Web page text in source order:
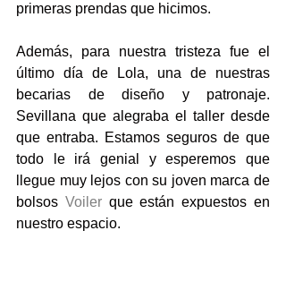
primeras prendas que hicimos.
Además, para nuestra tristeza fue el
último día de Lola, una de nuestras
becarias de diseño y patronaje.
Sevillana que alegraba el taller desde
que entraba. Estamos seguros de que
todo le irá genial y esperemos que
llegue muy lejos con su joven marca de
bolsos Voiler que están expuestos en
nuestro espacio.